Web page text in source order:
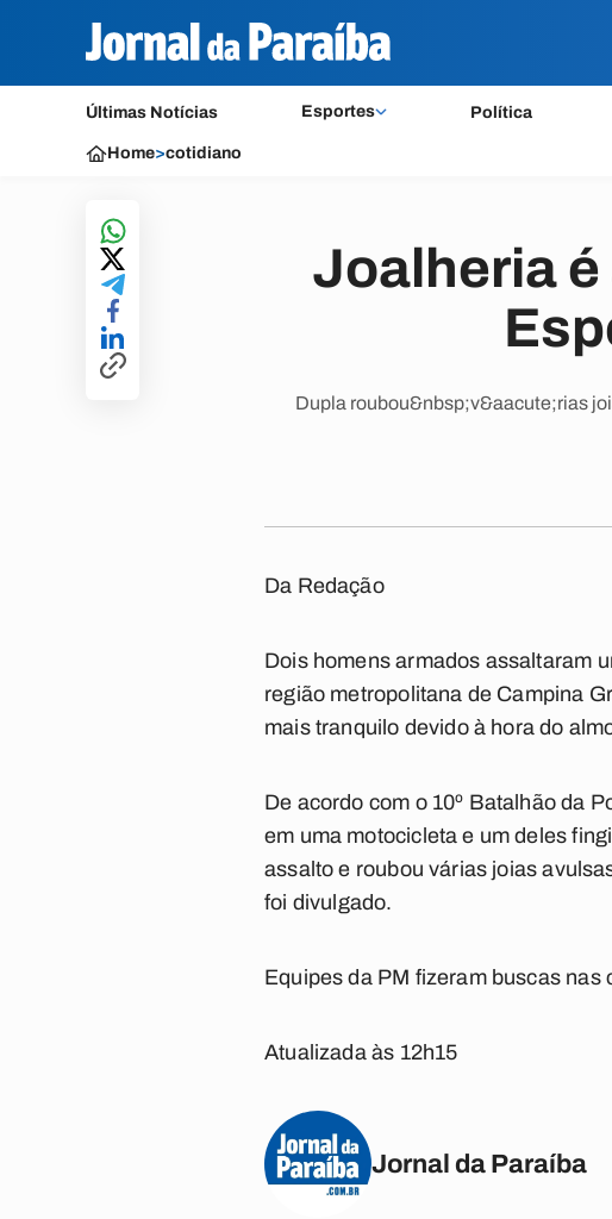
Últimas Notícias Esportes Política
Home>cotidiano
Joalheria
Dupla roubou&nbsp;v&aacute;rias
Da Redação
Dois homens armados assaltaram
região metropolitana de Campina
mais tranquilo devido à hora do
De acordo com o 10º Batalhão da
em uma motocicleta e um deles
assalto e roubou várias joias
foi divulgado.
Equipes da PM fizeram buscas
Atualizada às 12h15
Jornal da Paraíba